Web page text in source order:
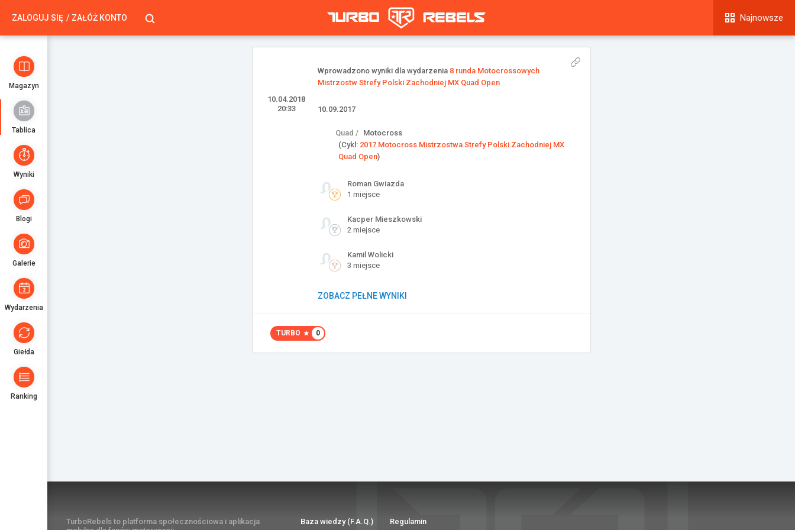
ZALOGUJ SIĘ ZAŁÓŻ KONTO Najnowsze
Magazyn
Tablica
Wyniki
Blogi
Galerie
Wydarzenia
Giełda
Ranking
10.04.2018
20:33
Wprowadzono wyniki dla wydarzenia 8 runda Motocrossowych
Mistrzostw Strefy Polski Zachodniej MX Quad Open
10.09.2017
Quad / Motocross
(Cykl: 2017 Motocross Mistrzostwa Strefy Polski Zachodniej MX
Quad Open)
Roman Gwiazda
1 miejsce
Kacper Mieszkowski
2 miejsce
Kamil Wolicki
3 miejsce
ZOBACZ PEŁNE WYNIKI
TURBO 0
TurboRebels to platforma społecznościowa i aplikacja
Baza wiedzy (F.A.Q.) Regulamin